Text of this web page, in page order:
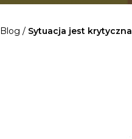
Blog / Sytuacja jest krytyczna